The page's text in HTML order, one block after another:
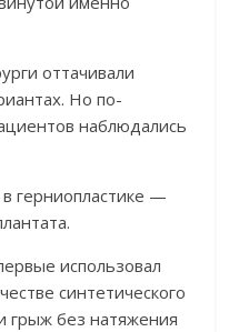
оттачивали
Но по-
наблюдались
герниопластике —
использовал
синтетического
грыж без натяжения